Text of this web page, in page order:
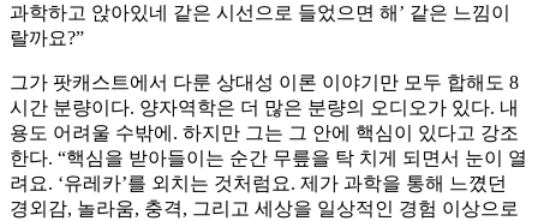
과학하고 앉아있네 같은 시선으로 들었으면 해’ 같은 느낌이
랄까요?”
그가 팟캐스트에서 다룬 상대성 이론 이야기만 모두 합해도 8
시간 분량이다. 양자역학은 더 많은 분량의 오디오가 있다. 내
용도 어려울 수밖에. 하지만 그는 그 안에 핵심이 있다고 강조
한다. “핵심을 받아들이는 순간 무릎을 탁 치게 되면서 눈이 열
려요. ‘유레카’를 외치는 것처럼요. 제가 과학을 통해 느꼈던
경외감, 놀라움, 충격, 그리고 세상을 일상적인 경험 이상으로